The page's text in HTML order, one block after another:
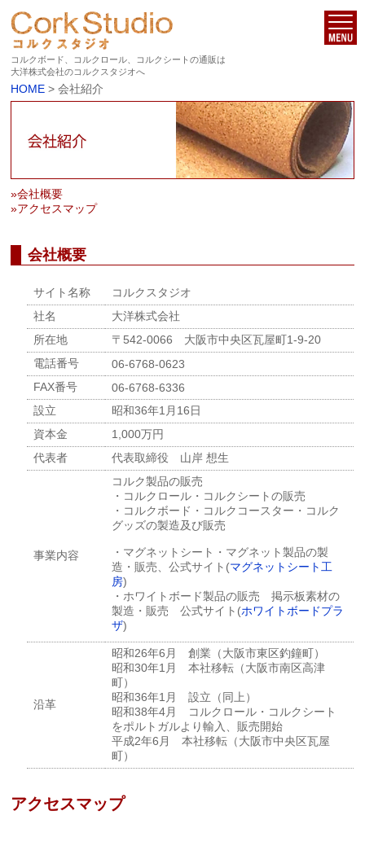
コルクボード、コルクロール、コルクシートの通販は
大洋株式会社のコルクスタジオへ
HOME > 会社紹介
»会社概要
»アクセスマップ
会社概要
サイト名称
コルクスタジオ
社名
大洋株式会社
所在地
〒542-0066 大阪市中央区瓦屋町1-9-20
電話番号
06-6768-0623
FAX番号
06-6768-6336
設立
昭和36年1月16日
資本金
1,000万円
代表者
代表取締役 山岸 想生
事業内容
コルク製品の販売
・コルクロール・コルクシートの販売
・コルクボード・コルクコースター・コルク
グッズの製造及び販売
・マグネットシート・マグネット製品の製
造・販売、公式サイト(マグネットシート工
房)
・ホワイトボード製品の販売 掲示板素材の
製造・販売 公式サイト(ホワイトボードプラ
ザ)
沿革
昭和26年6月 創業（大阪市東区釣鐘町）
昭和30年1月 本社移転（大阪市南区高津
町）
昭和36年1月 設立（同上）
昭和38年4月 コルクロール・コルクシート
をポルトガルより輸入、販売開始
平成2年6月 本社移転（大阪市中央区瓦屋
町）
アクセスマップ